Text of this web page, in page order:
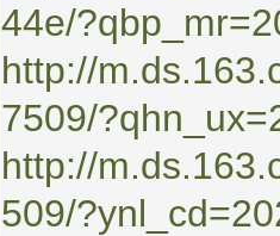
44e/
http://
7509/
http://
509/